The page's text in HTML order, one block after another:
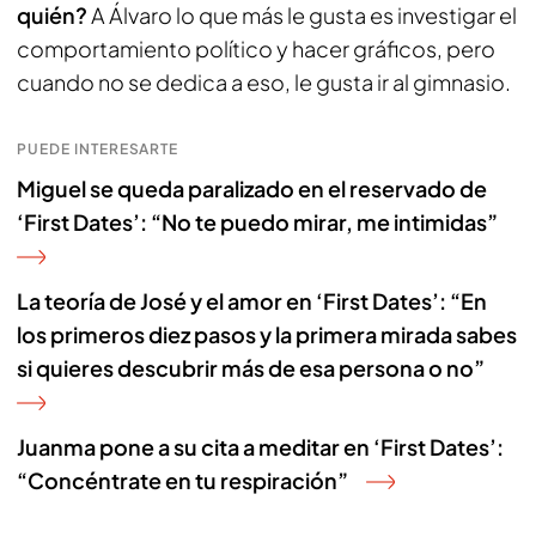
quién?A Álvaro lo que más le gusta es investigar el
comportamiento político y hacer gráficos, pero
cuando no se dedica a eso, le gusta ir al gimnasio.
PUEDE INTERESARTE
Miguel se queda paralizado en el reservado de
‘First Dates’: “No te puedo mirar, me intimidas”
La teoría de José y el amor en ‘First Dates’: “En
los primeros diez pasos y la primera mirada sabes
si quieres descubrir más de esa persona o no”
Juanma pone a su cita a meditar en ‘First Dates’:
“Concéntrate en tu respiración”